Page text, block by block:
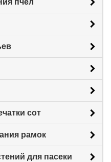
сот
рамок
для пасеки